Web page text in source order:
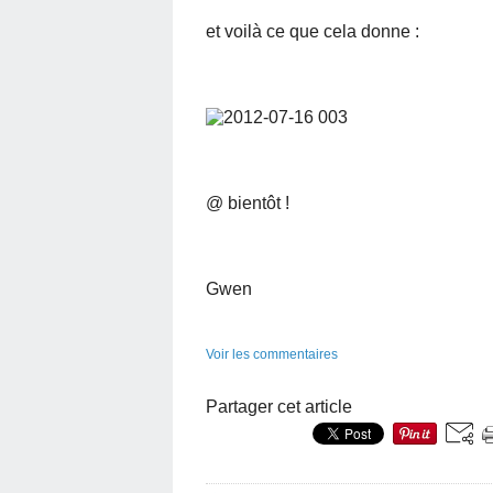
et voilà ce que cela donne :
@ bientôt !
Gwen
Voir les commentaires
Partager cet article